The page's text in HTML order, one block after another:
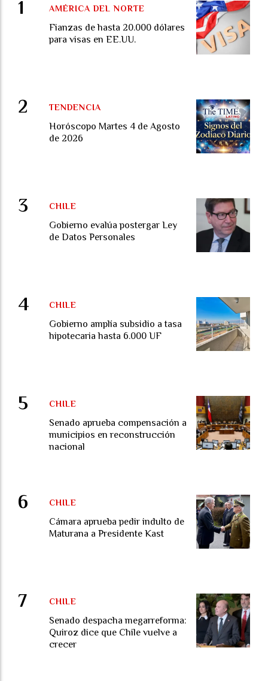
Fianzas de hasta 20.000 dólares
para visas en EE.UU.
AMÉRICA DEL NORTE
Horóscopo Martes 4 de Agosto
de 2026
TENDENCIA
Gobierno evalúa postergar Ley
de Datos Personales
CHILE
Gobierno amplía subsidio a tasa
hipotecaria hasta 6.000 UF
CHILE
Senado aprueba compensación a
municipios en reconstrucción
nacional
CHILE
Cámara aprueba pedir indulto de
Maturana a Presidente Kast
CHILE
Senado despacha megarreforma:
Quiroz dice que Chile vuelve a
crecer
CHILE